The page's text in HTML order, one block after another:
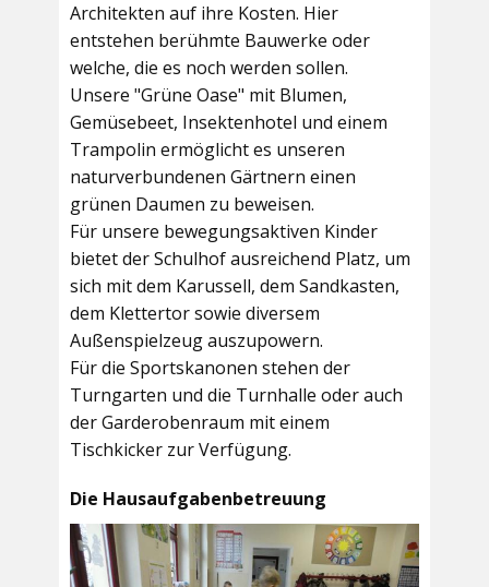
Architekten auf ihre Kosten. Hier
entstehen berühmte Bauwerke oder
welche, die es noch werden sollen.
Unsere "Grüne Oase" mit Blumen,
Gemüsebeet, Insektenhotel und einem
Trampolin ermöglicht es unseren
naturverbundenen Gärtnern einen
grünen Daumen zu beweisen.
Für unsere bewegungsaktiven Kinder
bietet derSchulhofausreichend Platz, um
sich mit dem Karussell, dem Sandkasten,
dem Klettertor sowie diversem
Außenspielzeug auszupowern.
Für die Sportskanonen stehen der
Turngarten und die Turnhalle oder auch
derGarderobenraum mit einem
Tischkicker zur Verfügung.
Die Hausaufgabenbetreuung